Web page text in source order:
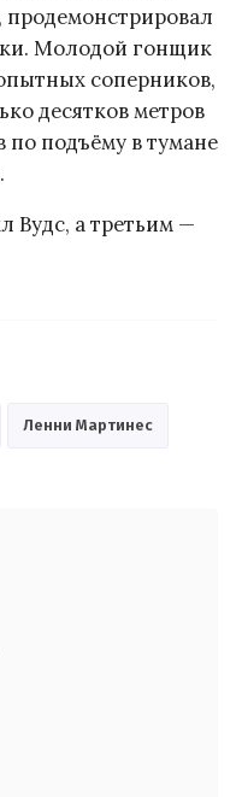
продемонстрировал
Молодой гонщик
соперников,
десятков метров
подъёму в тумане
а третьим —
Ленни Мартинес